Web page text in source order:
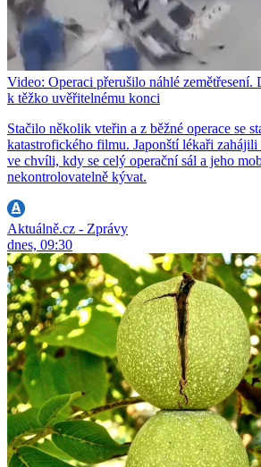
Video: Operaci přerušilo náhlé zemětřesení.
k těžko uvěřitelnému konci
Stačilo několik vteřin a z běžné operace se
katastrofického filmu. Japonští lékaři zahájili
ve chvíli, kdy se celý operační sál a jeho
nekontrolovatelně kývat.
Aktuálně.cz - Zprávy
dnes, 09:30